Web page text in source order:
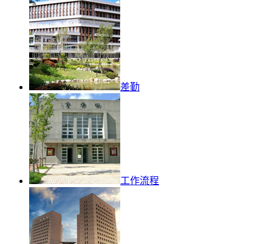
差勤
工作流程